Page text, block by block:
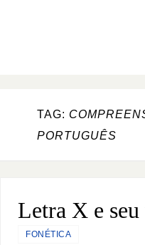
TAG:
PORTUGUÊS
Letra X e
FONÉTICA